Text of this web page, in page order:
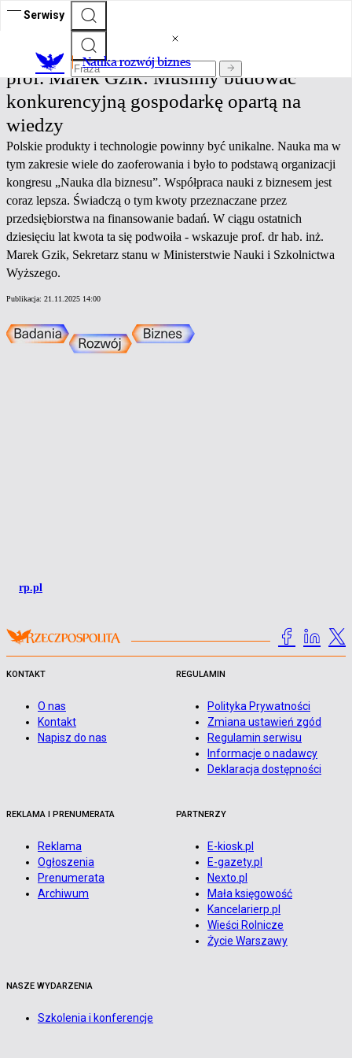
Serwisy
Nauka rozwój biznes
Nauka rozwój biznes
prof. Marek Gzik: Musimy budować
konkurencyjną gospodarkę opartą na
wiedzy
Polskie produkty i technologie powinny być unikalne. Nauka ma w
tym zakresie wiele do zaoferowania i było to podstawą organizacji
kongresu „Nauka dla biznesu”. Współpraca nauki z biznesem jest
coraz lepsza. Świadczą o tym kwoty przeznaczane przez
przedsiębiorstwa na finansowanie badań. W ciągu ostatnich
dziesięciu lat kwota ta się podwoiła - wskazuje prof. dr hab. inż.
Marek Gzik, Sekretarz stanu w Ministerstwie Nauki i Szkolnictwa
Wyższego.
Publikacja: 21.11.2025 14:00
rp.pl
KONTAKT
O nas
Kontakt
Napisz do nas
REGULAMIN
Polityka Prywatności
Zmiana ustawień zgód
Regulamin serwisu
Informacje o nadawcy
Deklaracja dostępności
REKLAMA I PRENUMERATA
Reklama
Ogłoszenia
Prenumerata
Archiwum
PARTNERZY
E-kiosk.pl
E-gazety.pl
Nexto.pl
Mała księgowość
Kancelarierp.pl
Wieści Rolnicze
Życie Warszawy
NASZE WYDARZENIA
Szkolenia i konferencje